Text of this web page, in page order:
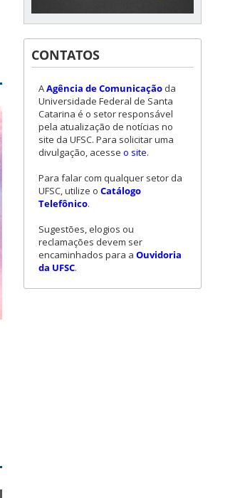
CONTATOS
AAgência de Comunicação da
Universidade Federal de Santa
Catarina é o setor responsável
pela atualização de notícias no
site da UFSC. Para solicitar uma
divulgação, acesse o site.
Para falar com qualquer setor da
UFSC, utilize o Catálogo
Telefônico.
Sugestões, elogios ou
reclamações devem ser
encaminhados para a Ouvidoria
da UFSC.